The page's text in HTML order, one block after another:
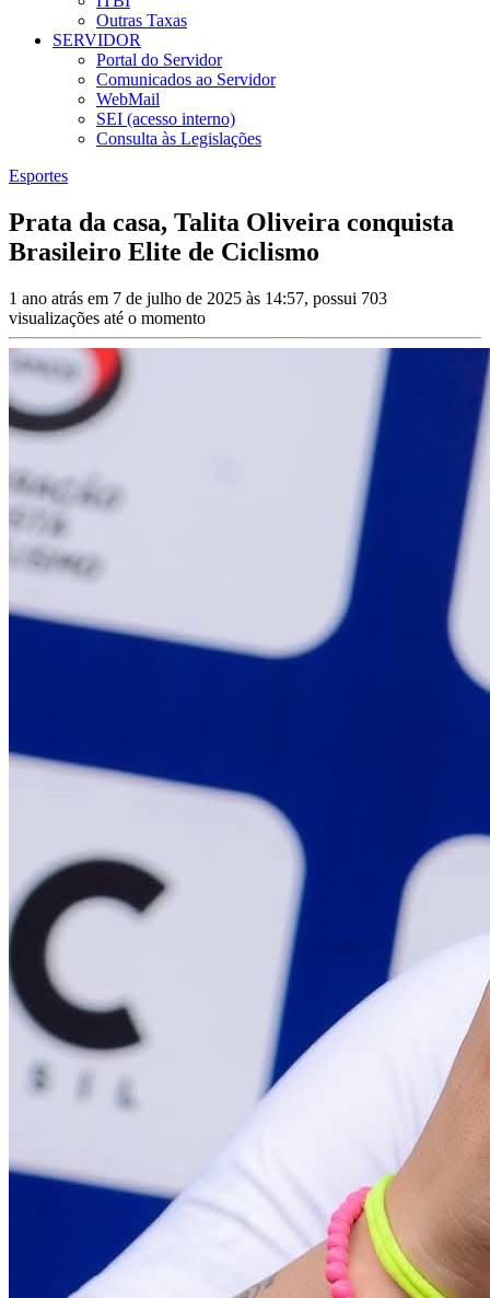
Outras Taxas
SERVIDOR
Portal do Servidor
Comunicados ao Servidor
WebMail
SEI (acesso interno)
Consulta às Legislações
Esportes
Prata da casa, Talita Oliveira conquista
Brasileiro Elite de Ciclismo
1 ano atrás em 7 de julho de 2025 às 14:57, possui 703
visualizações até o momento